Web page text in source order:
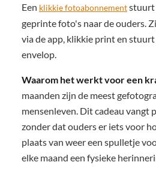
Een klikkie fotoabonnementstuurt
geprinte foto's naar de ouders.
via de app, klikkie print en
envelop.
Waarom het werkt voor een
maanden zijn de meest
mensenleven. Dit cadeau vangt
zonder dat ouders er iets voor
plaats van weer een spulletje
elke maand een fysieke